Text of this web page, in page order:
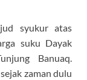
syukur atas
suku Dayak
Banuaq.
zaman dulu